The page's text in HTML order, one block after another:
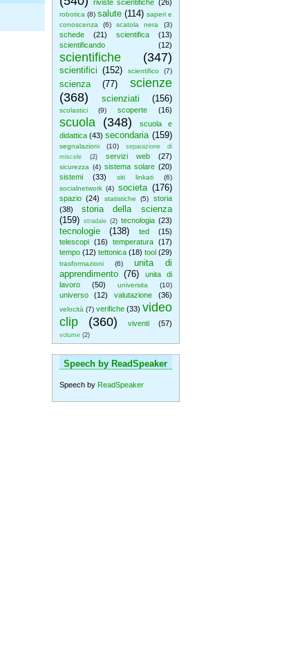
riviste scientifiche (26)
robotica (8) salute (114) saperi e
conoscenza
(6) scatola nera (3)
schede (21) scientifica
(13)
scientificando
(12)
scientifiche (347)
scientifici (152) scientifico (7)
scienza (77)
scienze
(368)
scienziati (156)
scolastici (9) scoperte (16)
scuola (348)
scuola e
didattica (43) secondaria (159)
segnalazioni (10)
separazione di
miscele
(2) servizi web (27)
sicurezza (4) sistema solare (20)
sistemi
(33) siti linkati
(6)
socialnetwork (4) societa (176)
spazio (24) statistiche (5)
storia
(38)
storia della scienza
(159)
stradale (2) tecnologia (23)
tecnologie (138) ted
(15)
telescopi
(16) temperatura
(17)
tempo (12) tettonica (18) tool (29)
trasformazioni (6)
unita di
apprendimento (76)
unita di
lavoro
(50) universita (10)
universo (12) valutazione (36)
velocità (7) verifiche (33) video
clip
(360) viventi (57)
volume (2)
Speech by ReadSpeaker
Speech by ReadSpeaker